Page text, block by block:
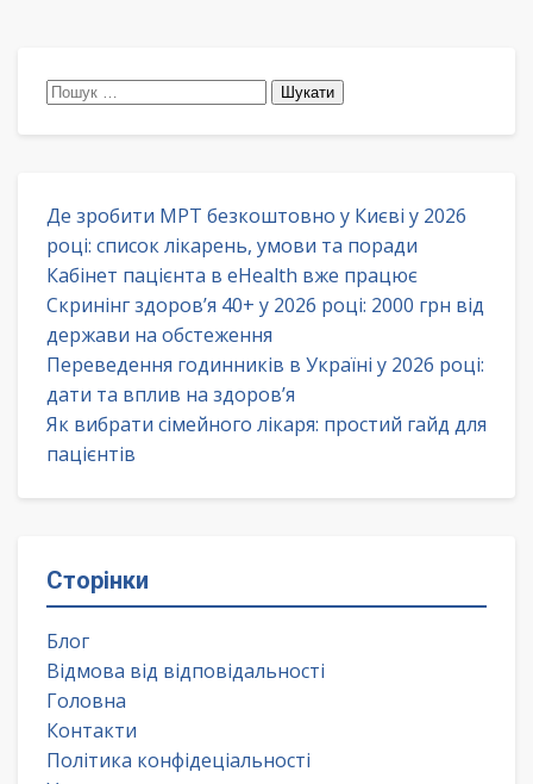
Пошук:
Де зробити МРТ безкоштовно у Києві у 2026
році: список лікарень, умови та поради
Кабінет пацієнта в eHealth вже працює
Скринінг здоров’я 40+ у 2026 році: 2000 грн від
держави на обстеження
Переведення годинників в Україні у 2026 році:
дати та вплив на здоров’я
Як вибрати сімейного лікаря: простий гайд для
пацієнтів
Сторінки
Блог
Відмова від відповідальності
Головна
Контакти
Політика конфідеціальності